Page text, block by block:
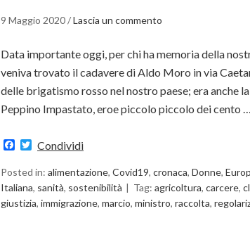
9 Maggio 2020/Lascia un commento
Data importante oggi, per chi ha memoria della
veniva trovato il cadavere di Aldo Moro in via
delle brigatismo rosso nel nostro paese; era anche
Peppino Impastato, eroe piccolo piccolo dei cento …
Facebook
Twitter
Condividi
Posted in: alimentazione, Covid19, cronaca, Donne,
Italiana, sanità, sostenibilità Tag: agricoltura, carcere,
giustizia, immigrazione, marcio, ministro, raccolta,